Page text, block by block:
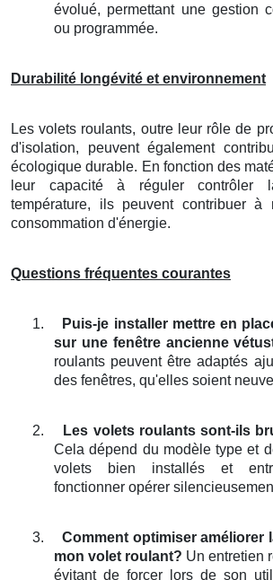
évolué, permettant une gestion
ou programmée.
Durabilité longévité et environnement
Les volets roulants, outre leur rôle de
d'isolation, peuvent également
écologique durable. En fonction des
leur capacité à réguler
température, ils peuvent contribuer à
consommation d'énergie.
Questions fréquentes courantes
1.
Puis-je installer mettre en
sur une fenêtre ancienne
roulants peuvent être adaptés
des fenêtres, qu'elles soient
2.
Les volets roulants sont-ils
Cela dépend du modèle type et
volets bien installés et
fonctionner opérer
3.
Comment optimiser améliorer
mon volet roulant? Un entretien
évitant de forcer lors de son